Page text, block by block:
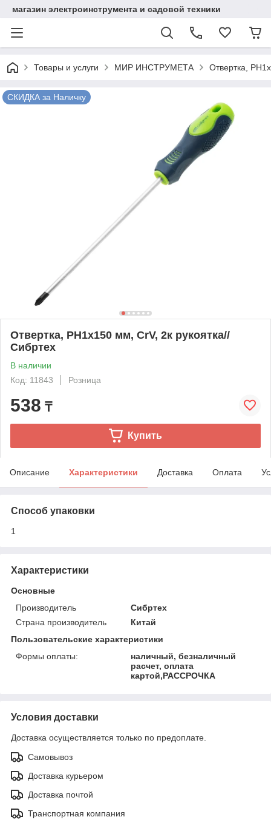
магазин электроинструмента и садовой техники
Товары и услуги МИР ИНСТРУМЕТА Отвертка,
СКИДКА за Наличку
Отвертка, PH1х150 мм, CrV, 2к рукоятка//
Сибртех
В наличии
Код: 11843
Розница
538 ₸
Купить
Описание Характеристики Доставка Оплата
Способ упаковки
1
Характеристики
Основные
Производитель
Сибртех
Страна производитель
Китай
Пользовательские характеристики
Формы оплаты:
наличный, безналичный
расчет, оплата
картой,РАССРОЧКА
Условия доставки
Доставка осуществляется только по предоплате.
Самовывоз
Доставка курьером
Доставка почтой
Транспортная компания